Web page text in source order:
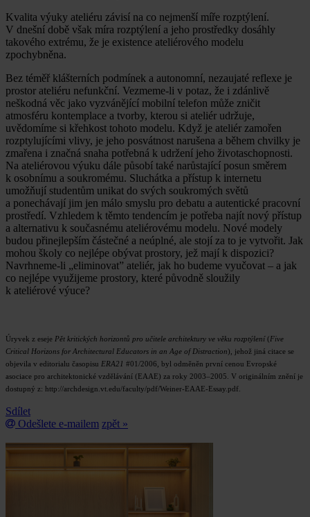
Kvalita výuky ateliéru závisí na co nejmenší míře rozptýlení.
V dnešní době však míra rozptýlení a jeho prostředky dosáhly
takového extrému, že je existence ateliérového modelu
zpochybněna.
Bez téměř klášterních podmínek a autonomní, nezaujaté reflexe je
prostor ateliéru nefunkční. Vezmeme-li v potaz, že i zdánlivě
neškodná věc jako vyzvánějící mobilní telefon může zničit
atmosféru kontemplace a tvorby, kterou si ateliér udržuje,
uvědomíme si křehkost tohoto modelu. Když je ateliér zamořen
rozptylujícími vlivy, je jeho posvátnost narušena a během chvilky je
zmařena i značná snaha potřebná k udržení jeho životaschopnosti.
Na ateliérovou výuku dále působí také narůstající posun směrem
k osobnímu a soukromému. Sluchátka a přístup k internetu
umožňují studentům unikat do svých soukromých světů
a ponechávají jim jen málo smyslu pro debatu a autentické pracovní
prostředí. Vzhledem k těmto tendencím je potřeba najít nový přístup
a alternativu k současnému ateliérovému modelu. Nové modely
budou přinejlepším částečné a neúplné, ale stojí za to je vytvořit. Jak
mohou školy co nejlépe obývat prostory, jež mají k dispozici?
Navrhneme-li „eliminovat” ateliér, jak ho budeme vyučovat – a jak
co nejlépe využijeme prostory, které původně sloužily
k ateliérové výuce?
Úryvek z eseje Pět kritických horizontů pro učitele architektury ve věku rozptýlení(Five
Critical Horizons for Architectural Educators in an Age of Distraction), jehož jiná citace se
objevila v editorialu časopisu ERA21 #01/2006, byl odměněn první cenou Evropské
asociace pro architektonické vzdělávání (EAAE) za roky 2003–2005. V originálním znění je
dostupný z: http://archdesign.vt.edu/faculty/pdf/Weiner-EAAE-Essay.pdf.
Sdílet
Odešlete e-mailem zpět »